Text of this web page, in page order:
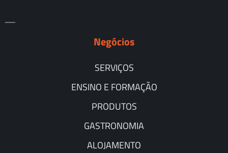
Negócios
SERVIÇOS
ENSINO E FORMAÇÃO
PRODUTOS
GASTRONOMIA
ALOJAMENTO